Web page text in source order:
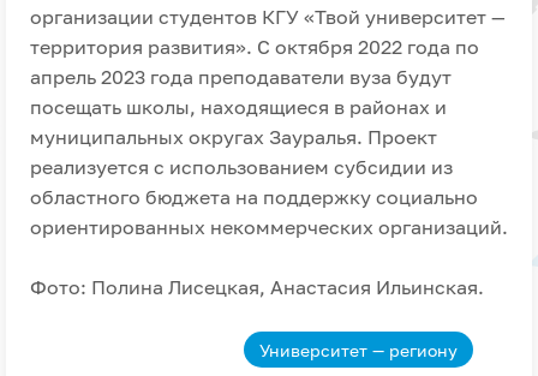
организации студентов КГУ «Твой университет —
территория развития». С октября 2022 года по
апрель 2023 года преподаватели вуза будут
посещать школы, находящиеся в районах и
муниципальных округах Зауралья. Проект
реализуется с использованием субсидии из
областного бюджета на поддержку социально
ориентированных некоммерческих организаций.
Фото: Полина Лисецкая, Анастасия Ильинская.
Университет — региону